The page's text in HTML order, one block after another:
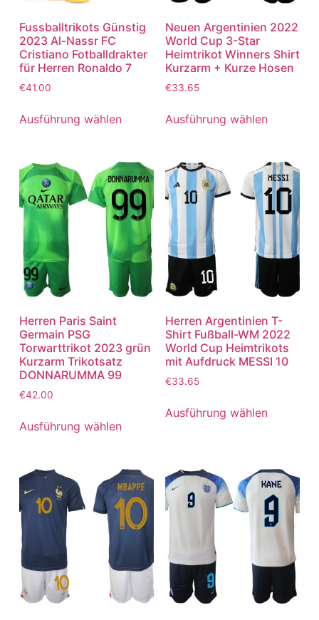
Fussballtrikots Günstig
2023 Al-Nassr FC
Cristiano Fotballdrakter
für Herren Ronaldo 7
€41.00
Ausführung wählen
Neuen Argentinien 2022
World Cup 3-Star
Heimtrikot Winners Shirt
Kurzarm + Kurze Hosen
€33.65
Ausführung wählen
Herren Paris Saint
Germain PSG
Torwarttrikot 2023 grün
Kurzarm Trikotsatz
DONNARUMMA 99
€42.00
Ausführung wählen
Herren Argentinien T-
Shirt Fußball-WM 2022
World Cup Heimtrikots
mit Aufdruck MESSI 10
€33.65
Ausführung wählen